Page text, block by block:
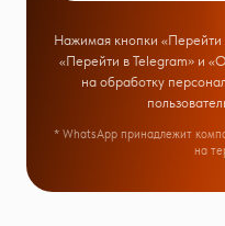
Нажимая кнопки
«Перейти в Telegram» и
на обработку
* WhatsApp принадлежит
на